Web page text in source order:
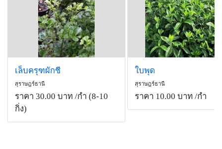
เล็บครุฑผักชี
สุราษฎร์ธานี
ราคา 30.00 บาท /กำ (8-10
กิ่ง)
ใบพุด
สุราษฎร์ธานี
ราคา 10.00 บาท /กำ